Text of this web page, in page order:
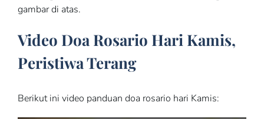
gambar di atas.
Video Doa Rosario Hari Kamis,
Peristiwa Terang
Berikut ini video panduan doa rosario hari Kamis: